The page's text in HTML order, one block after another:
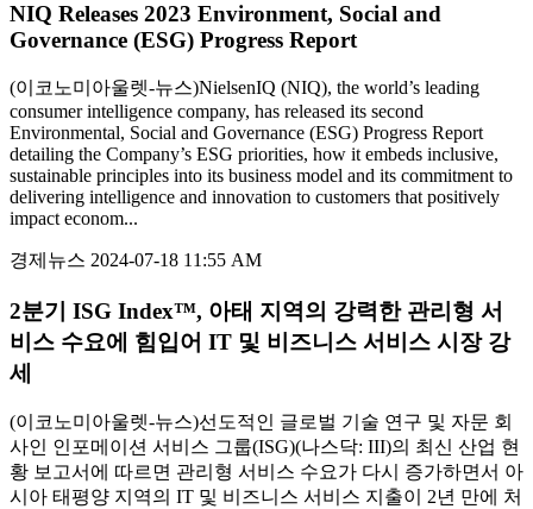
NIQ Releases 2023 Environment, Social and
Governance (ESG) Progress Report
(이코노미아울렛-뉴스)NielsenIQ (NIQ), the world’s leading
consumer intelligence company, has released its second
Environmental, Social and Governance (ESG) Progress Report
detailing the Company’s ESG priorities, how it embeds inclusive,
sustainable principles into its business model and its commitment to
delivering intelligence and innovation to customers that positively
impact econom...
경제뉴스 2024-07-18 11:55 AM
2분기 ISG Index™, 아태 지역의 강력한 관리형 서
비스 수요에 힘입어 IT 및 비즈니스 서비스 시장 강
세
(이코노미아울렛-뉴스)선도적인 글로벌 기술 연구 및 자문 회
사인 인포메이션 서비스 그룹(ISG)(나스닥: III)의 최신 산업 현
황 보고서에 따르면 관리형 서비스 수요가 다시 증가하면서 아
시아 태평양 지역의 IT 및 비즈니스 서비스 지출이 2년 만에 처